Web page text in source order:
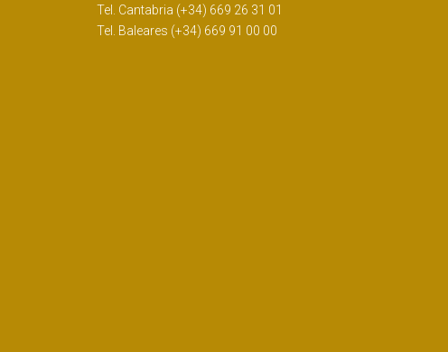
Tel. Cantabria (+34) 669 26 31 01
Tel. Baleares (+34) 669 91 00 00